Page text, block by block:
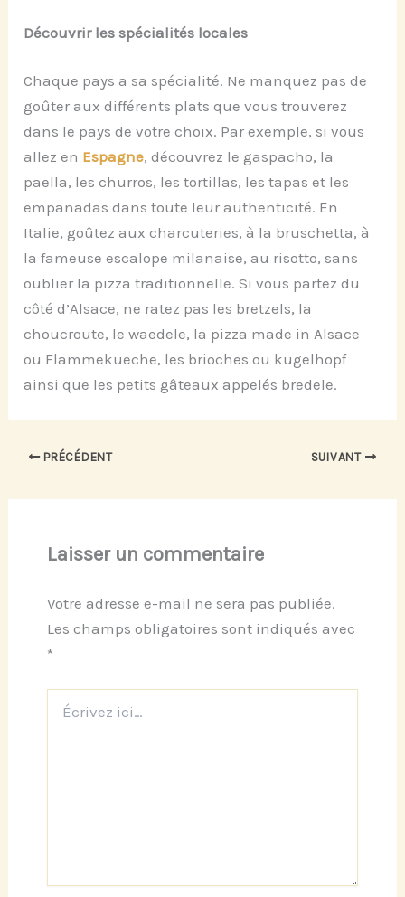
Découvrir les spécialités locales
Chaque pays a sa spécialité. Ne manquez pas de
goûter aux différents plats que vous trouverez
dans le pays de votre choix. Par exemple, si vous
allez en Espagne, découvrez le gaspacho, la
paella, les churros, les tortillas, les tapas et les
empanadas dans toute leur authenticité. En
Italie, goûtez aux charcuteries, à la bruschetta, à
la fameuse escalope milanaise, au risotto, sans
oublier la pizza traditionnelle. Si vous partez du
côté d’Alsace, ne ratez pas les bretzels, la
choucroute, le waedele, la pizza made in Alsace
ou Flammekueche, les brioches ou kugelhopf
ainsi que les petits gâteaux appelés bredele.
PRÉCÉDENT SUIVANT
Laisser un commentaire
Votre adresse e-mail ne sera pas publiée.
Les champs obligatoires sont indiqués avec
*
ici…